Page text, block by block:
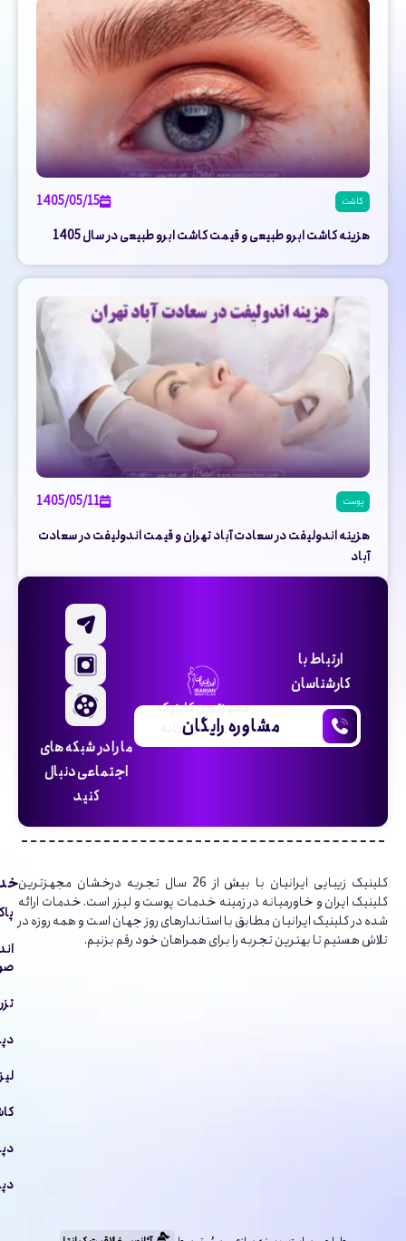
کاشت
1405/05/15
هزینه کاشت ابرو طبیعی و قیمت کاشت ابرو طبیعی در سال 1405
پوست
1405/05/11
هزینه اندولیفت در سعادت آباد تهران و قیمت اندولیفت در سعادت
آباد
ارتباط با
کارشناسان
مشاوره رایگان
مجهزترین کلینیک
زیبایی خاورمیانه
ما را در شبکه های
اجتماعی دنبال
کنید
کلینیک‌ زیبایی ایرانیان با بیش از 26 سال تجربه درخشان مجهزترین
کلینیک ایران و خاورمیانه در زمینه خدمات پوست و لیزر است. خدمات ارائه
شده در کلینیک ایرانیان مطابق با استاندارهای روز جهان است و همه روزه در
تلاش هستیم تا بهترین تجربه را برای همراهان خود رقم بزنیم.